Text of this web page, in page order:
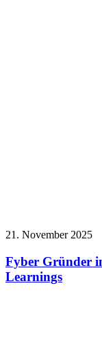
21. November 2025
Fyber Gründer
Learnings